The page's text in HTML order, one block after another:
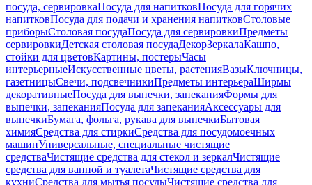
посуда, сервировкаПосуда для напитковПосуда для горячих
напитковПосуда для подачи и хранения напитковСтоловые
приборыСтоловая посудаПосуда для сервировкиПредметы
сервировкиДетская столовая посудаДекорЗеркалаКашпо,
стойки для цветовКартины, постерыЧасы
интерьерныеИскусственные цветы, растенияВазыКлючницы,
газетницыСвечи, подсвечникиПредметы интерьераШирмы
декоративныеПосуда для выпечки, запеканияФормы для
выпечки, запеканияПосуда для запеканияАксессуары для
выпечкиБумага, фольга, рукава для выпечкиБытовая
химияСредства для стиркиСредства для посудомоечных
машинУниверсальные, специальные чистящие
средстваЧистящие средства для стекол и зеркалЧистящие
средства для ванной и туалетаЧистящие средства для
кухниСредства для мытья посудыЧистящие средства для